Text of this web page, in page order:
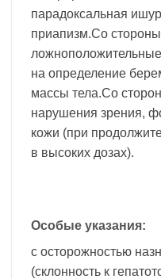
парадоксальная
приапизм.Со
ложноположительные
на определение
массы тела.Со
нарушения зрения,
кожи (при
в высоких дозах).
Особые указания:
с осторожностью
(склонность к